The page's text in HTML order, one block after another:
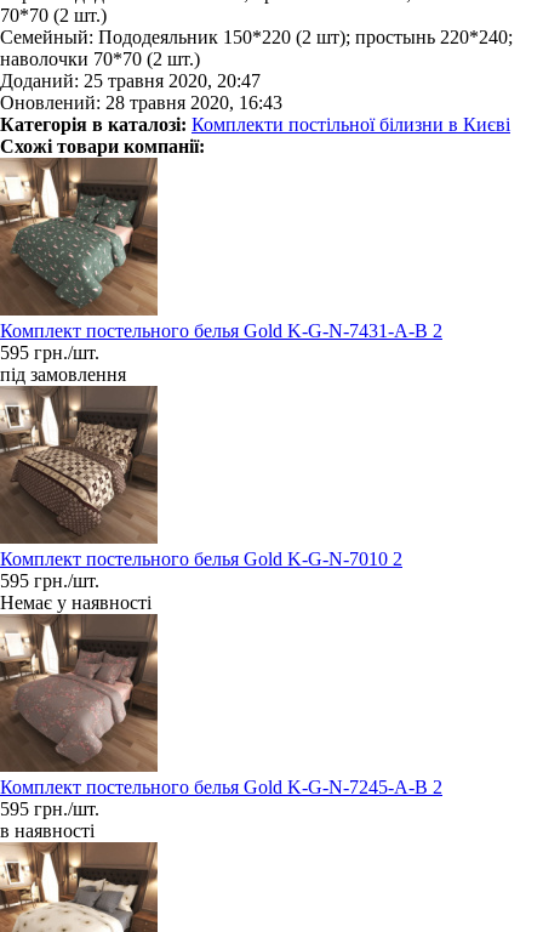
70*70 (2 шт.)
Семейный: Пододеяльник 150*220 (2 шт); простынь 220*240;
наволочки 70*70 (2 шт.)
Доданий: 25 травня 2020, 20:47
Оновлений: 28 травня 2020, 16:43
Категорія в каталозі: Комплекти постільної білизни в Києві
Схожі товари компанії:
Комплект постельного белья Gold K-G-N-7431-A-B 2
595 грн./шт.
під замовлення
Комплект постельного белья Gold K-G-N-7010 2
595 грн./шт.
Немає у наявності
Комплект постельного белья Gold K-G-N-7245-A-B 2
595 грн./шт.
в наявності